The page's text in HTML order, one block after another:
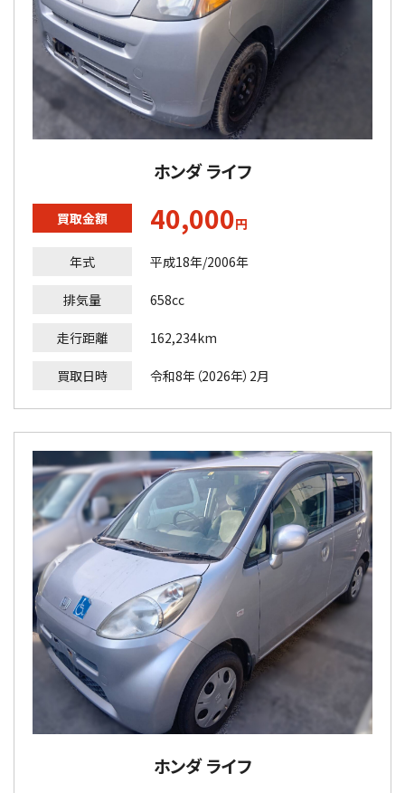
ホンダ ライフ
買取金額 40,000円
年式 平成18年/2006年
排気量 658cc
走行距離 162,234km
買取日時 令和8年（2026年）2月
ホンダ ライフ